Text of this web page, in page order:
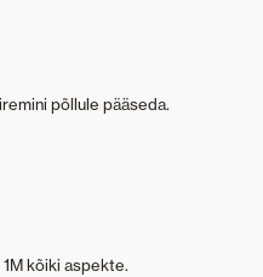
põllule pääseda.
kõiki aspekte.